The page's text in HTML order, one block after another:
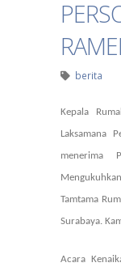
berita
Kepala
Laksamana
menerima
Tamtama
Surabaya.
Acara